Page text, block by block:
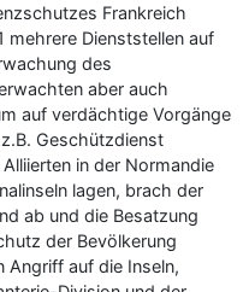
Frankreich
Dienststellen auf
des
aber auch
auf verdächtige Vorgänge
Geschützdienst
in der Normandie
lagen, brach der
ab und die Besatzung
der Bevölkerung
Angriff auf die Inseln,